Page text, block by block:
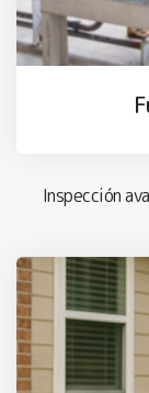
Inspección